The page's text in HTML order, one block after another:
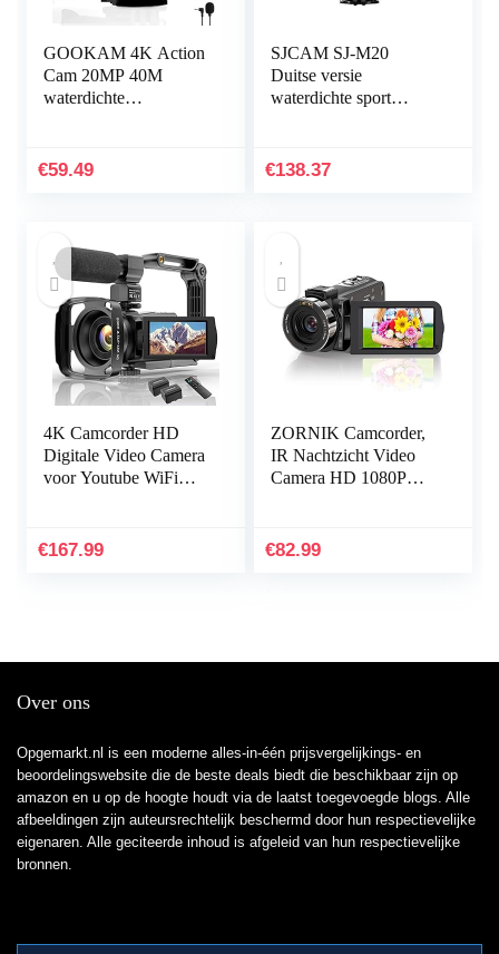
GOOKAM 4K Action
Cam 20MP 40M
waterdichte
helmcamera met 2.4G
€59.49
SJCAM SJ-M20
Duitse versie
waterdichte sport
WiFi, 30m, 16MP, gyro
€138.37
4K Camcorder HD
Digitale Video Camera
voor Youtube WiFi
Digitale Zoom 3.0 Inch
€167.99
ZORNIK Camcorder,
IR Nachtzicht Video
Camera HD 1080P
270 Graden Draaibaar
€82.99
Over ons
Opgemarkt.nl is een moderne alles-in-één prijsvergelijkings- en
beoordelingswebsite die de beste deals biedt die beschikbaar zijn op
amazon en u op de hoogte houdt via de laatst toegevoegde blogs. Alle
afbeeldingen zijn auteursrechtelijk beschermd door hun respectievelijke
eigenaren. Alle geciteerde inhoud is afgeleid van hun respectievelijke
bronnen.